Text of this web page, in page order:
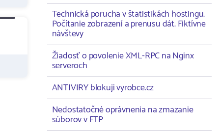
Technická porucha v štatistikách hostingu.
Počítanie zobrazení a prenusu dát. Fiktívne
návštevy
Žiadosť o povolenie XML-RPC na Nginx
serveroch
ANTIVIRY blokuji vyrobce.cz
Nedostatočné oprávnenia na zmazanie
súborov v FTP